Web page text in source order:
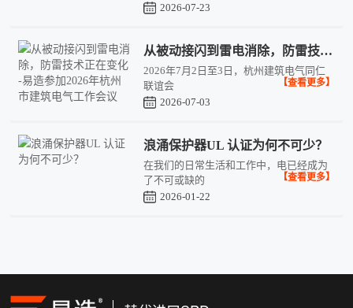
2026-07-23
从被动接闪到雷电消除，防雷技术正在变化 -易造参加2026年杭州市建筑电气工作会议
2026年7月2日至3日，杭州建筑电气同仁
联谊会
【查看更多】
2026-07-03
浪涌保护器UL 认证为何不可少？
在我们的日常生活和工作中，电已经成为
了不可或缺的
【查看更多】
2026-01-22